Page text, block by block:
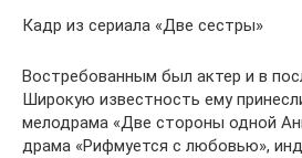
Кадр из сериала «Две сестры»
Востребованным был актер и в
Широкую известность ему
мелодрама «Две стороны одной
драма «Рифмуется с любовью»,